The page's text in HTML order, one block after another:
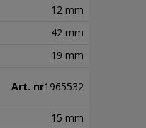
12 mm
42 mm
19 mm
Art. nr1965532
15 mm